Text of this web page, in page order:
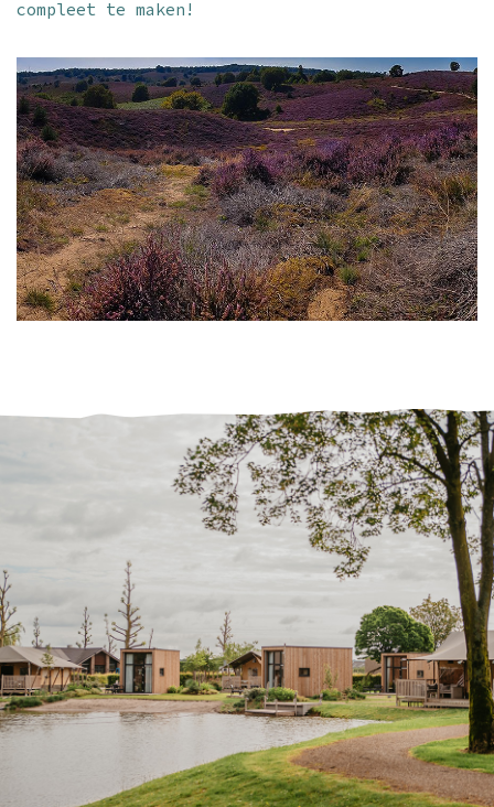
compleet te maken!